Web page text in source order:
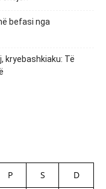
befasi nga
kryebashkiaku: Të
P S D